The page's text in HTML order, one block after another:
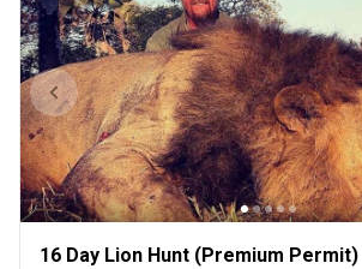
16 Day Lion Hunt (Premium Permit)